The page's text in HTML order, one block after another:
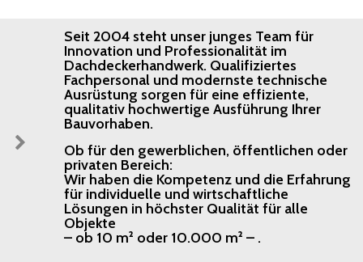
Seit 2004 steht unser junges Team für
Innovation und Professionalität im
Dachdeckerhandwerk. Qualifiziertes
Fachpersonal und modernste technische
Ausrüstung sorgen für eine effiziente,
qualitativ hochwertige Ausführung Ihrer
Bauvorhaben.
Ob für den gewerblichen, öffentlichen oder
privaten Bereich:
Wir haben die Kompetenz und die Erfahrung
für individuelle und wirtschaftliche
Lösungen in höchster Qualität für alle
Objekte
– ob 10 m² oder 10.000 m² – .